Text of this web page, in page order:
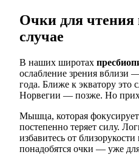
Очки для чтения
случае
В наших широтах
ослабление зрения вблизи
года. Ближе к экватору это
Норвегии — позже. Но
Мышца, которая
постепенно теряет силу.
избавитесь от близорукости
понадобятся очки — уже